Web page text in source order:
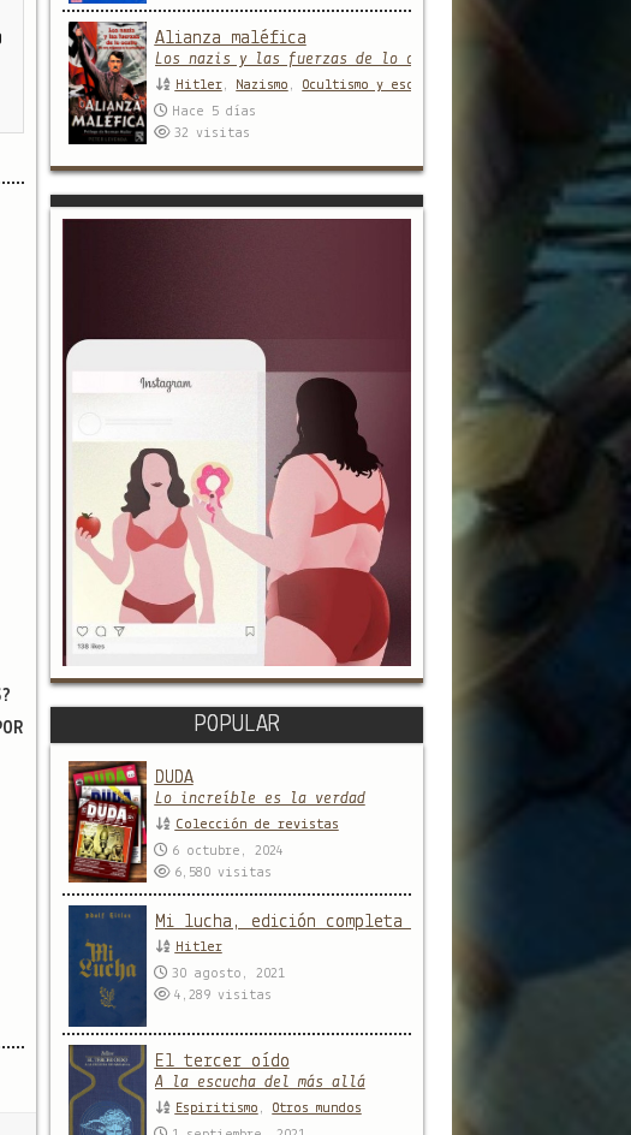
Alianza maléfica
Los nazis y las fuerzas de lo oculto de sus orígenes a
Hitler, Nazismo , Ocultismo y esoterismo
Hace 5 días
32 visitas
POPULAR
DUDA
Lo increíble es la verdad
Colección de revistas
6 octubre, 2024
6,580 visitas
Mi lucha, edición completa y sin censura
Hitler
30 agosto, 2021
4,289 visitas
El tercer oído
A la escucha del más allá
Espiritismo , Otros mundos